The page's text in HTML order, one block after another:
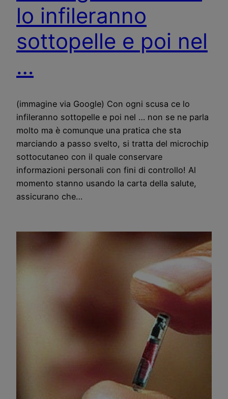
lo infileranno
sottopelle e poi nel
…
(immagine via Google) Con ogni scusa ce lo
infileranno sottopelle e poi nel … non se ne parla
molto ma è comunque una pratica che sta
marciando a passo svelto, si tratta del microchip
sottocutaneo con il quale conservare
informazioni personali con fini di controllo! Al
momento stanno usando la carta della salute,
assicurano che…